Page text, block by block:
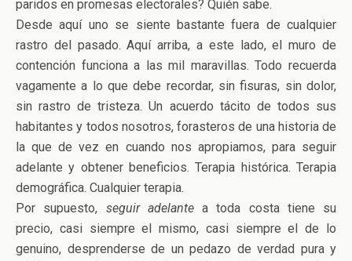
paridos en promesas electorales? Quién sabe.
Desde aquí uno se siente bastante fuera de cualquier
rastro del pasado. Aquí arriba, a este lado, el muro de
contención funciona a las mil maravillas. Todo recuerda
vagamente a lo que debe recordar, sin fisuras, sin dolor,
sin rastro de tristeza. Un acuerdo tácito de todos sus
habitantes y todos nosotros, forasteros de una historia de
la que de vez en cuando nos apropiamos, para seguir
adelante y obtener beneficios. Terapia histórica. Terapia
demográfica. Cualquier terapia.
Por supuesto, seguir adelantea toda costa tiene su
precio, casi siempre el mismo, casi siempre el de lo
genuino, desprenderse de un pedazo de verdad pura y